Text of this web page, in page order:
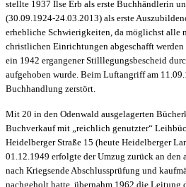
stellte 1937 Ilse Erb als erste Buchhändlerin
(30.09.1924-24.03.2013) als erste
erhebliche Schwierigkeiten, da möglichst alle
christlichen Einrichtungen abgeschafft
ein 1942 ergangener Stilllegungsbescheid
aufgehoben wurde. Beim Luftangriff am
Buchhandlung zerstört.
Mit 20 in den Odenwald ausgelagerten
Buchverkauf mit „reichlich genutzter“
Heidelberger Straße 15 (heute Heidelberger
01.12.1949 erfolgte der Umzug zurück an den
nach Kriegsende Abschlussprüfung und
nachgeholt hatte, übernahm 1962 die Leitung